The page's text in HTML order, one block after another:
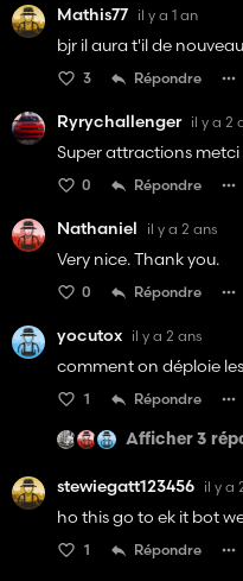
Mathis77 il y a 1 an
bjr il aura t'il de
3 Répondre
Ryrychallenger il y a 2
Super attractions metci
0 Répondre
Nathaniel il y a 2 ans
Very nice. Thank you.
0 Répondre
yocutox il y a 2 ans
comment on déploie
1 Répondre
Afficher 3
stewiegatt123456 il y a
ho this go to ek it bot
1 Répondre